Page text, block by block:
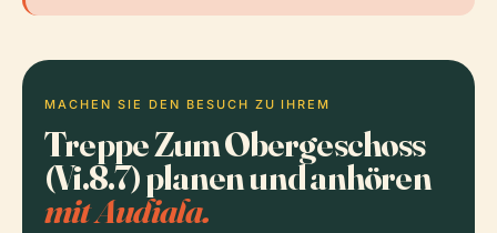
MACHEN SIE DEN BESUCH ZU IHREM
Treppe Zum Obergeschoss
(Vi.8.7) planen und anhören
mit Audiala.